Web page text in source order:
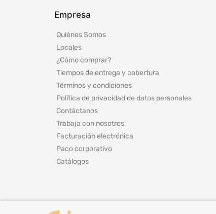
Empresa
Quiénes Somos
Locales
¿Cómo comprar?
Tiempos de entrega y cobertura
Términos y condiciones
Política de privacidad de datos personales
Contáctanos
Trabaja con nosotros
Facturación electrónica
Paco corporativo
Catálogos